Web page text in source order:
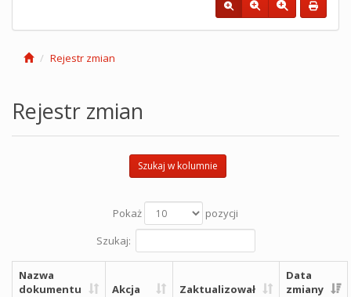
Rejestr zmian
Rejestr zmian
Szukaj w kolumnie
Pokaż
pozycji
Szukaj:
Nazwa
dokumentu
Akcja Zaktualizował
Data
zmiany